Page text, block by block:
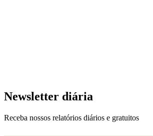
Newsletter diária
Receba nossos relatórios diários e gratuitos